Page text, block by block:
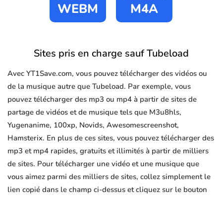
WEBM M4A
Sites pris en charge sauf Tubeload
Avec YT1Save.com, vous pouvez télécharger des vidéos ou
de la musique autre que Tubeload. Par exemple, vous
pouvez télécharger des mp3 ou mp4 à partir de sites de
partage de vidéos et de musique tels que M3u8hls,
Yugenanime, 100xp, Novids, Awesomescreenshot,
Hamsterix. En plus de ces sites, vous pouvez télécharger des
mp3 et mp4 rapides, gratuits et illimités à partir de milliers
de sites. Pour télécharger une vidéo et une musique que
vous aimez parmi des milliers de sites, collez simplement le
lien copié dans le champ ci-dessus et cliquez sur le bouton